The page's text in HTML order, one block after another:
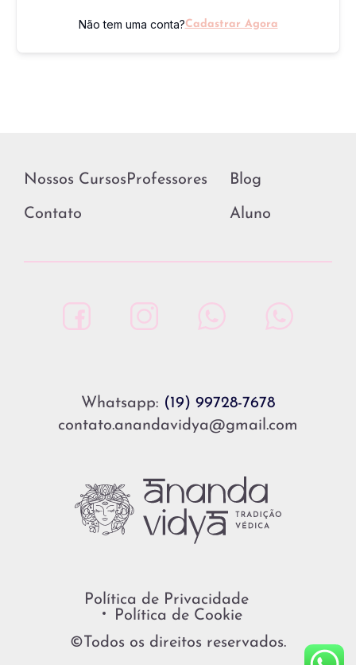
Não tem uma conta?Cadastrar Agora
Whatsapp: (19) 99728-7678
contato.anandavidya@gmail.com
Política de Privacidade
Política de Cookie
©Todos os direitos reservados.
Nossos CursosProfessores Blog
Contato Aluno